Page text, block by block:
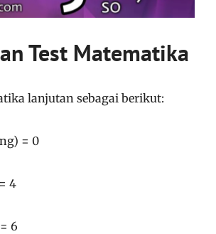
Test Matematika
lanjutan sebagai berikut:
= 0
4
6